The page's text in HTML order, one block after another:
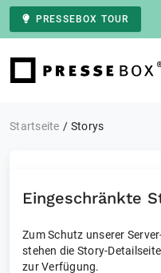
PRESSEBOX TOUR
Zur Startseite
Startseite Storys
Eingeschränkte
Zum Schutz unserer
stehen die Story-
zur Verfügung.